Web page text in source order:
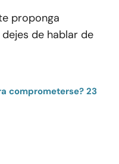
proponga
de hablar de
comprometerse? 23